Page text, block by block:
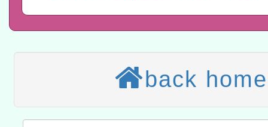
措施，延長至115年9月28
位及節水達人選拔活動」
市孔廟祈福系列活動—儒
航」
2026年桃園地景藝術節教
「2026桃園藝術巡演」活
轉知教育部國民及學前教
灣師範大學辦理「114至
函轉國家教育研究院中心
back home